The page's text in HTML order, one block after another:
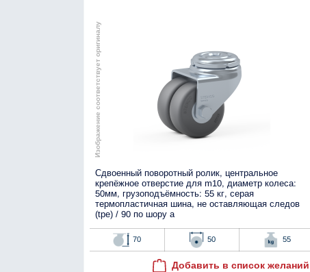
Изображение соответствует оригиналу
Сдвоенный поворотный ролик, центральное
крепёжное отверстие для m10, диаметр колеса:
50мм, грузоподъёмность: 55 кг, серая
термопластичная шина, не оставляющая следов
(tpe) / 90 по шору а
70 50 55
Добавить в список желаний